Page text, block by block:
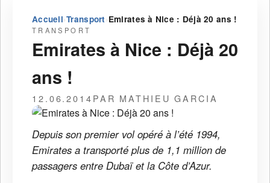
Accueil›Transport ›Emirates à Nice : Déjà 20 ans !
TRANSPORT
Emirates à Nice : Déjà 20
ans !
12.06.2014PAR MATHIEU GARCIA
Depuis son premier vol opéré à l’été 1994,
Emirates a transporté plus de 1,1 million de
passagers entre Dubaï et la Côte d’Azur.